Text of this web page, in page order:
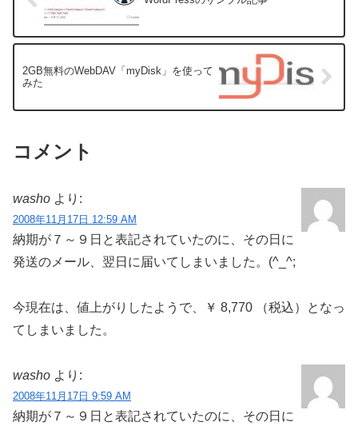
2GB無料のWebDAV「myDisk」を使って
みた
コメント
washo より:
2008年11月17日 12:59 AM
納期が７～９日と表記されていたのに、その日に
発送のメール、翌日に届いてしまいました。(^_^;
今現在は、値上がりしたようで、￥ 8,770 （税込）となっ
てしまいました。
washo より:
2008年11月17日 9:59 AM
納期が７～９日と表記されていたのに、その日に